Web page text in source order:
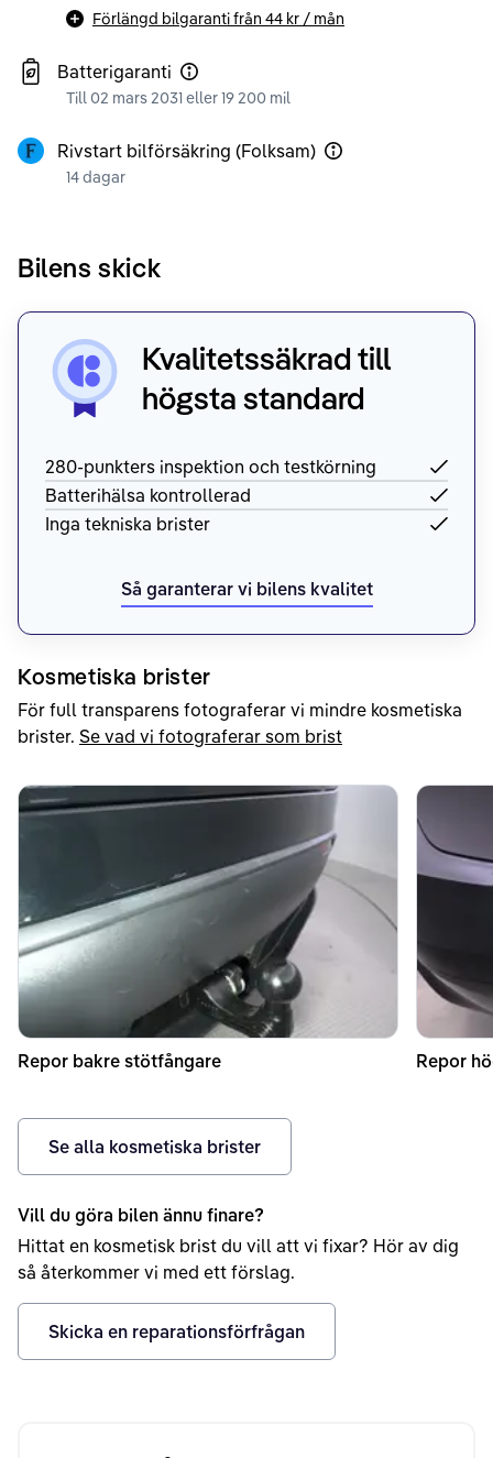
Förlängd bilgaranti från 44 kr / mån
Batterigaranti
Till 02 mars 2031 eller 19 200 mil
Rivstart bilförsäkring (Folksam)
14 dagar
Bilens skick
Kvalitetssäkrad till
högsta standard
280-punkters inspektion och testkörning
Batterihälsa kontrollerad
Inga tekniska brister
Så garanterar vi bilens kvalitet
Kosmetiska brister
För full transparens fotograferar vi mindre kosmetiska
brister. Se vad vi fotograferar som brist
Repor bakre stötfångare Repor
Se alla kosmetiska brister
Vill du göra bilen ännu finare?
Hittat en kosmetisk brist du vill att vi fixar? Hör av dig
så återkommer vi med ett förslag.
Skicka en reparationsförfrågan